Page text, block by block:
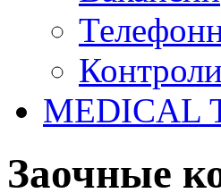
MEDICAL
Заочные